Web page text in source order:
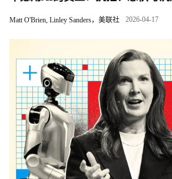
Matt O'Brien, Linley Sanders，美联社 2026-04-17